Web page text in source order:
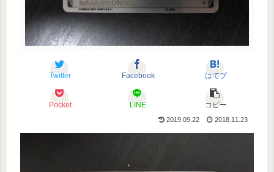
Twitter Facebook はてブ
Pocket LINE コピー
2019.09.22 2018.11.23